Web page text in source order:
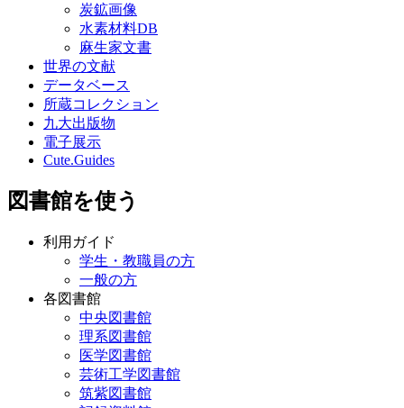
炭鉱画像
水素材料DB
麻生家文書
世界の文献
データベース
所蔵コレクション
九大出版物
電子展示
Cute.Guides
図書館を使う
利用ガイド
学生・教職員の方
一般の方
各図書館
中央図書館
理系図書館
医学図書館
芸術工学図書館
筑紫図書館